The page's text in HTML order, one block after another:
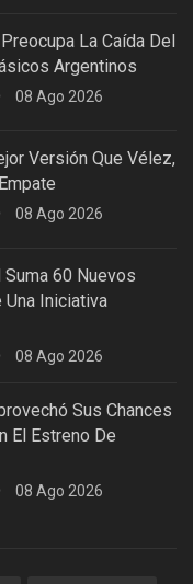
La Caída Del
Argentinos
08 Ago 2026
Versión Que Vélez,
08 Ago 2026
60 Nuevos
Iniciativa
08 Ago 2026
Sus Chances
El Estreno De
08 Ago 2026